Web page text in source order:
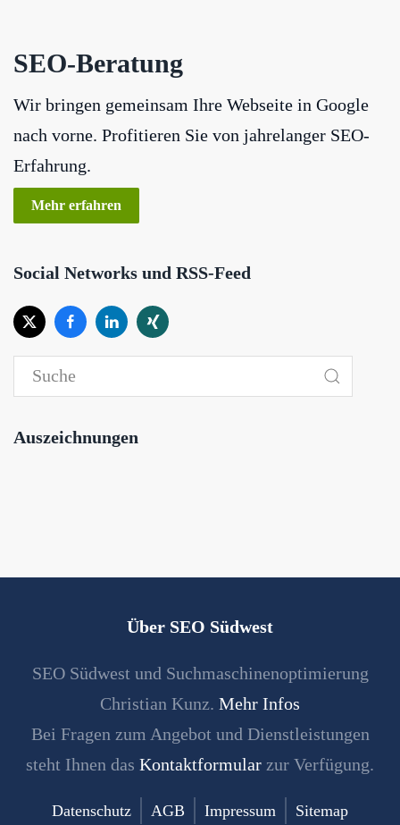
SEO-Beratung
Wir bringen gemeinsam Ihre Webseite in Google
nach vorne. Profitieren Sie von jahrelanger SEO-
Erfahrung.
Mehr erfahren
Social Networks und RSS-Feed
Auszeichnungen
Über SEO Südwest
SEO Südwest und Suchmaschinenoptimierung
Christian Kunz. Mehr Infos
Bei Fragen zum Angebot und Dienstleistungen
steht Ihnen das Kontaktformular zur Verfügung.
Datenschutz AGB Impressum Sitemap